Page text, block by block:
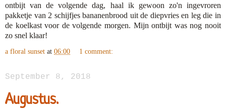
ontbijt van de volgende dag, haal ik gewoon zo'n ingevroren
pakketje van 2 schijfjes bananenbrood uit de diepvries en leg die in
de koelkast voor de volgende morgen. Mijn ontbijt was nog nooit
zo snel klaar!
a floral sunset at 06:00 1 comment:
September 8, 2018
Augustus.